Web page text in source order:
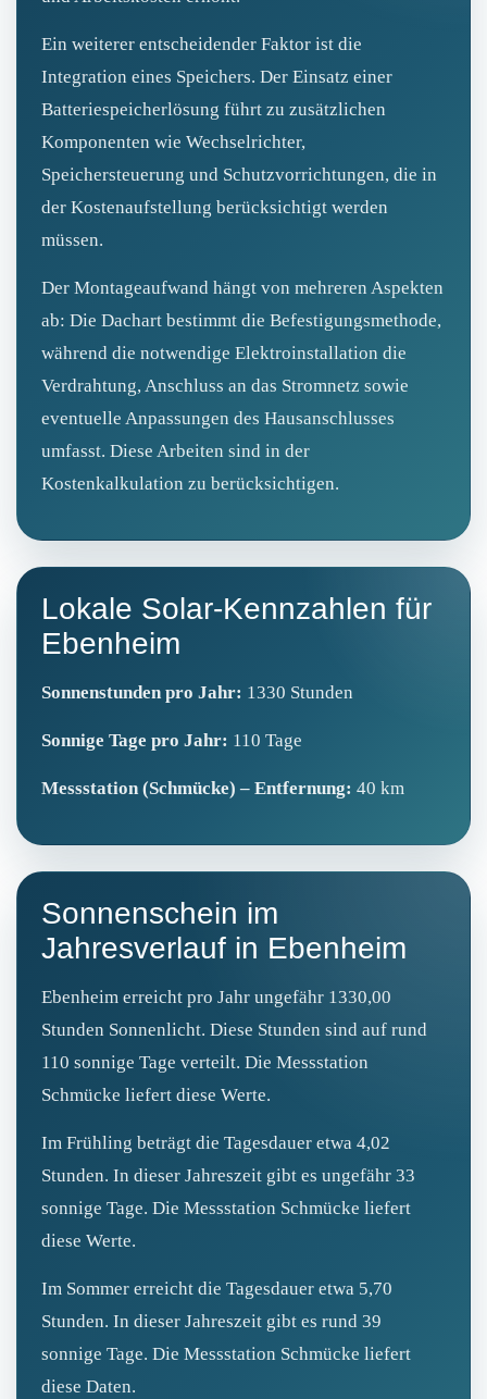
Ein weiterer entscheidender Faktor ist die
Integration eines Speichers. Der Einsatz einer
Batteriespeicherlösung führt zu zusätzlichen
Komponenten wie Wechselrichter,
Speichersteuerung und Schutzvorrichtungen, die in
der Kostenaufstellung berücksichtigt werden
müssen.
Der Montageaufwand hängt von mehreren Aspekten
ab: Die Dachart bestimmt die Befestigungsmethode,
während die notwendige Elektroinstallation die
Verdrahtung, Anschluss an das Stromnetz sowie
eventuelle Anpassungen des Hausanschlusses
umfasst. Diese Arbeiten sind in der
Kostenkalkulation zu berücksichtigen.
Lokale Solar-Kennzahlen für
Ebenheim
Sonnenstunden pro Jahr: 1330 Stunden
Sonnige Tage pro Jahr: 110 Tage
Messstation (Schmücke) – Entfernung: 40 km
Sonnenschein im
Jahresverlauf in Ebenheim
Ebenheim erreicht pro Jahr ungefähr 1330,00
Stunden Sonnenlicht. Diese Stunden sind auf rund
110 sonnige Tage verteilt. Die Messstation
Schmücke liefert diese Werte.
Im Frühling beträgt die Tagesdauer etwa 4,02
Stunden. In dieser Jahreszeit gibt es ungefähr 33
sonnige Tage. Die Messstation Schmücke liefert
diese Werte.
Im Sommer erreicht die Tagesdauer etwa 5,70
Stunden. In dieser Jahreszeit gibt es rund 39
sonnige Tage. Die Messstation Schmücke liefert
diese Daten.